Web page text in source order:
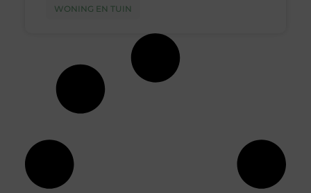
WONING EN TUIN